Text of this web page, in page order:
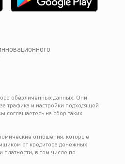
обезличенных данных. Они
трафика и настройки подходящей
соглашаетесь на сбор таких
отношения, которые
от кредитора денежных
платности, в том числе по